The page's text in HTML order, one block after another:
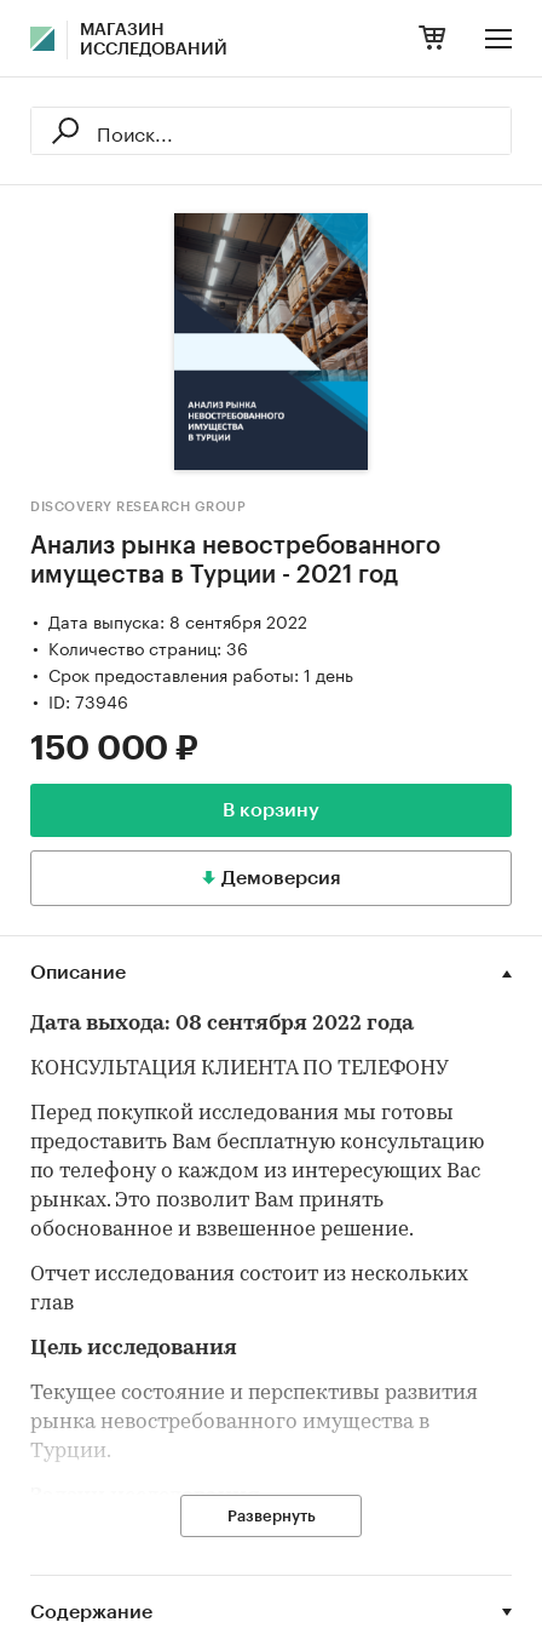
МАГАЗИН
ИССЛЕДОВАНИЙ
DISCOVERY RESEARCH GROUP
Анализ рынка невостребованного
имущества в Турции - 2021 год
Дата выпуска: 8 сентября 2022
Количество страниц: 36
Срок предоставления работы: 1 день
ID: 73946
150 000 ₽
В корзину
Демоверсия
Описание
Дата выхода: 08 сентября 2022 года
КОНСУЛЬТАЦИЯ КЛИЕНТА ПО ТЕЛЕФОНУ
Перед покупкой исследования мы готовы
предоставить Вам бесплатную консультацию
по телефону о каждом из интересующих Вас
рынках. Это позволит Вам принять
обоснованное и взвешенное решение.
Отчет исследования состоит из нескольких
глав
Цель исследования
Текущее состояние и перспективы развития
рынка невостребованного имущества в
Турции.
Задачи исследования
Объем, динамика развития рынка
невостребованного имущества в Турции.
Структура рынка невостребованного
Развернуть
Содержание